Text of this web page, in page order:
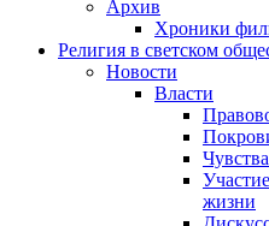
Архив
Хроники
Религия в светском
Новости
Власти
жизни